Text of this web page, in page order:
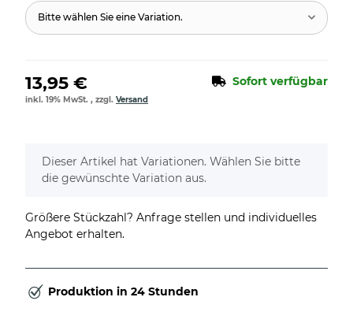
Bitte wählen Sie eine Variation.
13,95 € Sofort verfügbar
inkl. 19% MwSt. , zzgl. Versand
x
Dieser Artikel hat Variationen. Wählen Sie bitte
die gewünschte Variation aus.
Größere Stückzahl? Anfrage stellen und individuelles
Angebot erhalten.
Produktion in 24 Stunden